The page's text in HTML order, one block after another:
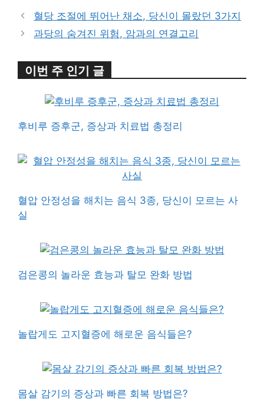
혈당 조절에 뛰어난 채소, 당신이 몰랐던 3가지
과당의 숨겨진 위험, 암과의 연결고리
이번 주 인기 글
후비루 증후군, 증상과 치료법 총정리
혈압 안정성을 해치는 음식 3종, 당신이 모르는 사
실
검은콩의 놀라운 효능과 탈모 완화 방법
놀랍게도 고지혈증에 해로운 음식들은?
몸살 감기의 증상과 빠른 회복 방법은?